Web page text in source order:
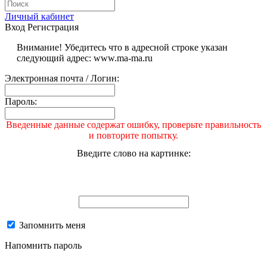
Личный кабинет
Вход Регистрация
Внимание! Убедитесь что в адресной строке указан
следующий адрес: www.ma-ma.ru
Электронная почта / Логин:
Пароль:
Введенные данные содержат ошибку, проверьте правильность
и повторите попытку.
Введите слово на картинке:
Запомнить меня
Напомнить пароль